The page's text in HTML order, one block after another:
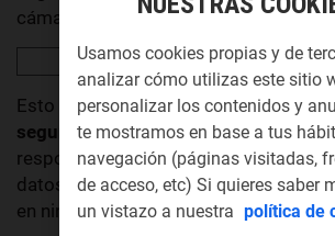
cámara en una zona privada.
Esto es algoperfectamente legal si
seguridad.Ten en cuenta que no te
responsabilidad de cumplir con la ley
datos. Es decir, solo podrás grabar tu
en ningún paso imágenes de vecinos.
Usamos cookies propias y de
analizar cómo utilizas este sitio
personalizar los contenidos y
te mostramos en base a tus
navegación (páginas visitadas,
de acceso, etc) Si quieres saber
un vistazo a nuestra política de